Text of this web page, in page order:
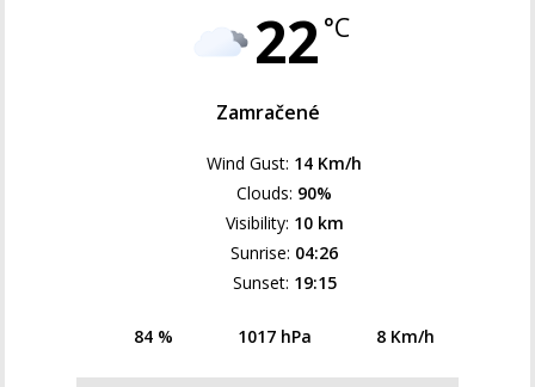
22 °C
Zamračené
84 % 1017 hPa 8 Km/h
Wind Gust: 14 Km/h
Clouds: 90%
Visibility: 10 km
Sunrise: 04:26
Sunset: 19:15